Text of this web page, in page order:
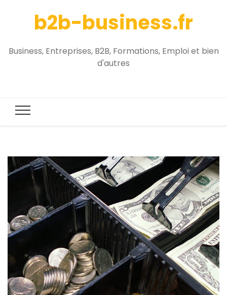
b2b-business.fr
Business, Entreprises, B2B, Formations, Emploi et bien
d'autres